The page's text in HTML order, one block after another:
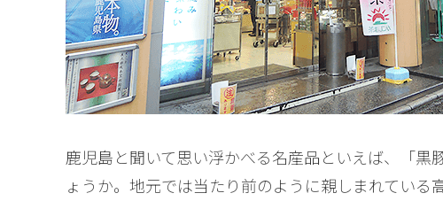
鹿児島と聞いて思い浮かべる名産品といえば、「黒
ょうか。地元では当たり前のように親しまれている